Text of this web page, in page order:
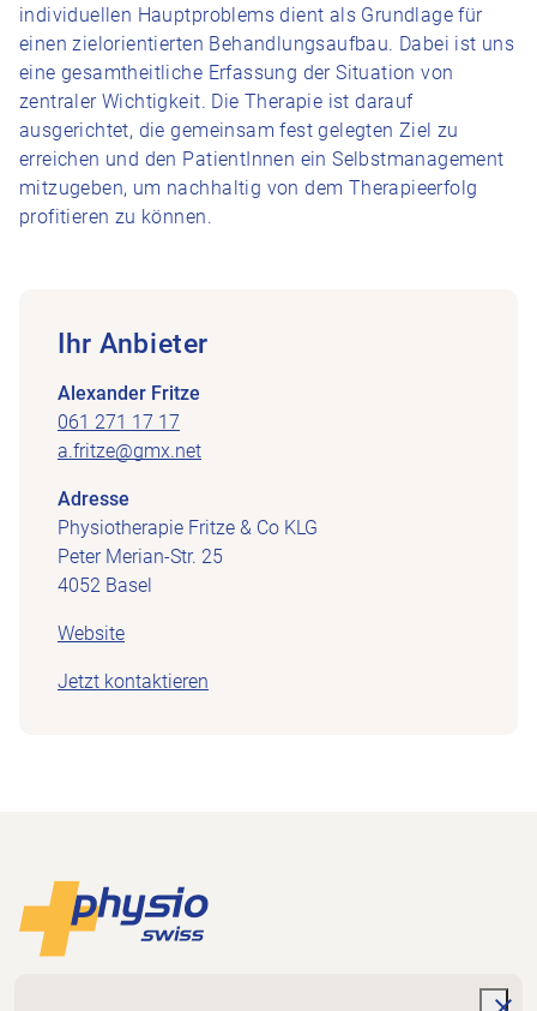
individuellen Hauptproblems dient als Grundlage für
einen zielorientierten Behandlungsaufbau. Dabei ist uns
eine gesamtheitliche Erfassung der Situation von
zentraler Wichtigkeit. Die Therapie ist darauf
ausgerichtet, die gemeinsam fest gelegten Ziel zu
erreichen und den PatientInnen ein Selbstmanagement
mitzugeben, um nachhaltig von dem Therapieerfolg
profitieren zu können.
Ihr Anbieter
Alexander Fritze
061 271 17 17
a.fritze@gmx.net
Adresse
Physiotherapie Fritze & Co KLG
Peter Merian-Str. 25
4052 Basel
Website
Jetzt kontaktieren
Footer